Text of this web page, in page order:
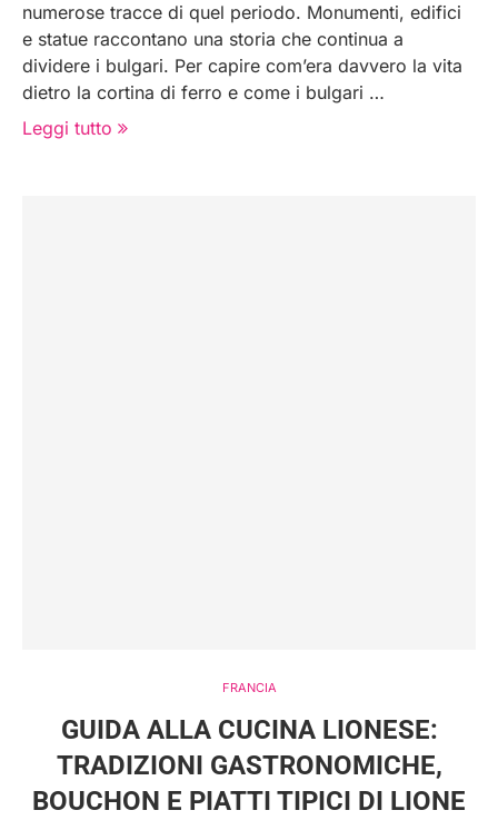
numerose tracce di quel periodo. Monumenti, edifici
e statue raccontano una storia che continua a
dividere i bulgari. Per capire com’era davvero la vita
dietro la cortina di ferro e come i bulgari …
Leggi tutto
FRANCIA
GUIDA ALLA CUCINA LIONESE:
TRADIZIONI GASTRONOMICHE,
BOUCHON E PIATTI TIPICI DI LIONE